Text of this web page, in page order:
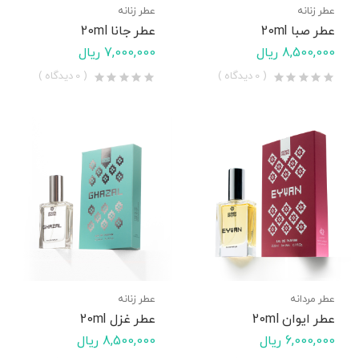
عطر زنانه
عطر صبا 20ml
8,500,000 ریال
( 0 دیدگاه )
عطر زنانه
عطر جانا 20ml
7,000,000 ریال
( 0 دیدگاه )
عطر مردانه
عطر ایوان 20ml
6,000,000 ریال
عطر زنانه
عطر غزل 20ml
8,500,000 ریال